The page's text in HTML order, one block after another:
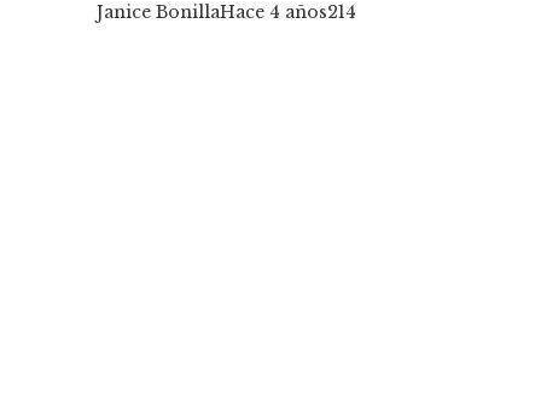
Janice BonillaHace 4 años214